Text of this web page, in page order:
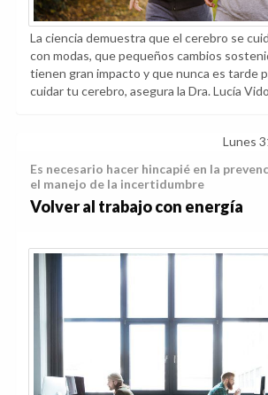
La ciencia demuestra que el cerebro se
con modas, que pequeños cambios
tienen gran impacto y que nunca es tarde
cuidar tu cerebro, asegura la Dra. Lucía
Lunes
Es necesario hacer hincapié en la
el manejo de la incertidumbre
Volver al trabajo con energía